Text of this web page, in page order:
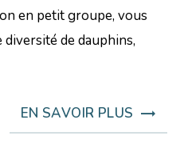
en petit groupe, vous
de dauphins,
EN SAVOIR PLUS